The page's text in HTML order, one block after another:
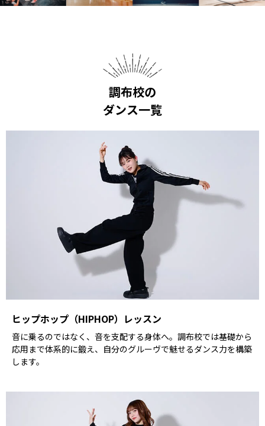
調布校の
ダンス一覧
ヒップホップ（HIPHOP）レッスン
音に乗るのではなく、音を支配する身体へ。調布校では基礎から
応用まで体系的に鍛え、自分のグルーヴで魅せるダンス力を構築
します。